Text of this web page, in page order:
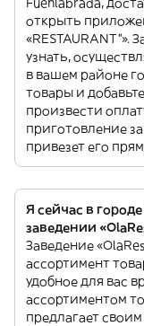
открыть
«RESTAURANT”».
узнать,
в вашем районе
товары и
произвести
приготовление
привезет его
Я сейчас в
заведении
Заведение
ассортимент
удобное для вас
ассортиментом
предлагает